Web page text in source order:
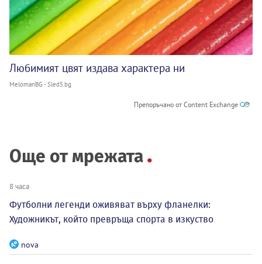
Любимият цвят издава характера ни
MelomanBG - Sled5.bg
Препоръчано от Content Exchange
Още от мрежата
8 часа
Футболни легенди оживяват върху фланелки:
Художникът, който превръща спорта в изкуство
nova